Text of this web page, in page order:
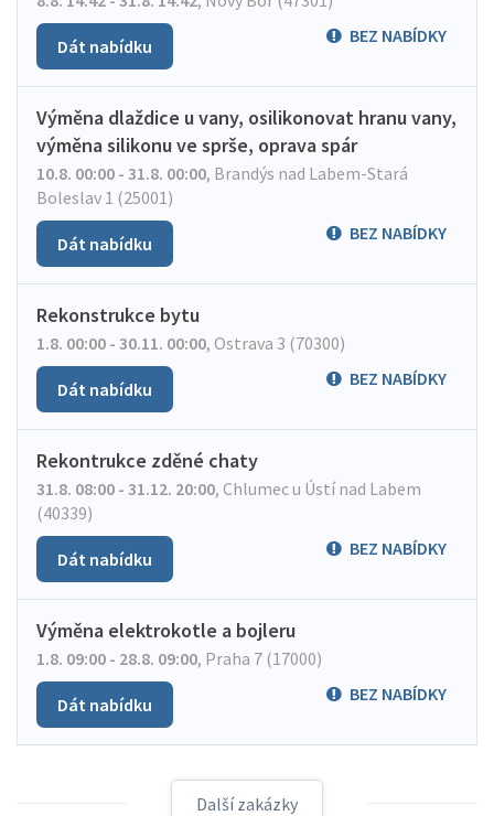
BEZ NABÍDKY
Dát nabídku
Výměna dlaždice u vany, osilikonovat hranu vany,
výměna silikonu ve sprše, oprava spár
10.8. 00:00 - 31.8. 00:00, Brandýs nad Labem-Stará
Boleslav 1 (25001)
BEZ NABÍDKY
Dát nabídku
Rekonstrukce bytu
1.8. 00:00 - 30.11. 00:00, Ostrava 3 (70300)
BEZ NABÍDKY
Dát nabídku
Rekontrukce zděné chaty
31.8. 08:00 - 31.12. 20:00, Chlumec u Ústí nad Labem
(40339)
BEZ NABÍDKY
Dát nabídku
Výměna elektrokotle a bojleru
1.8. 09:00 - 28.8. 09:00, Praha 7 (17000)
BEZ NABÍDKY
Dát nabídku
Další zakázky